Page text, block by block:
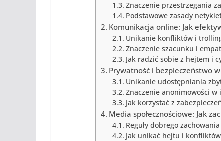
Znaczenie przestrzegania
Podstawowe zasady
Komunikacja online: Jak
Unikanie konfliktów i
Znaczenie szacunku i
Jak radzić sobie z hejtem i
Prywatność i bezpieczeństwo
Unikanie udostępniania
Znaczenie anonimowości w
Jak korzystać z
Media społecznościowe: Jak
Reguły dobrego
Jak unikać hejtu i